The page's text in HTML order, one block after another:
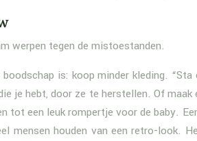
werpen tegen de mistoestanden.
boodschap is: koop minder kleding.
je hebt, door ze te herstellen. Of
tot een leuk rompertje voor de baby.
mensen houden van een retro-look.